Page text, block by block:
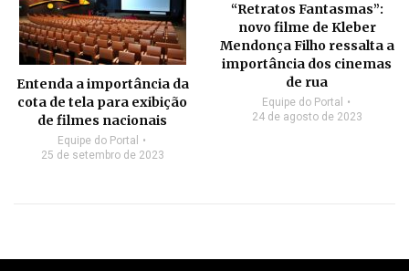
Entenda a importância da
cota de tela para exibição
de filmes nacionais
Equipe do Portal
25 de setembro de 2023
“Retratos Fantasmas”:
novo filme de Kleber
Mendonça Filho ressalta a
importância dos cinemas
de rua
Equipe do Portal
24 de agosto de 2023